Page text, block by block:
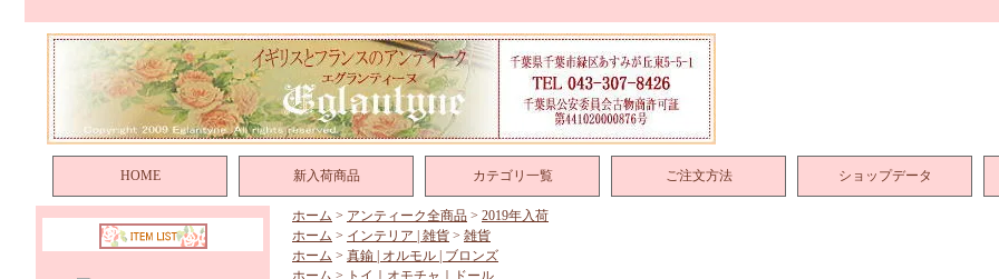
HOME 新入荷商品 カテゴリ一覧 ご注文方法 ショップデータ
ホーム > アンティーク全商品 > 2019年入荷
ホーム > インテリア | 雑貨 > 雑貨
ホーム > 真鍮 | オルモル | ブロンズ
ホーム > トイ｜オモチャ｜ドール